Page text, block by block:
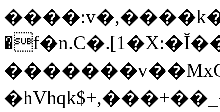
�������v��